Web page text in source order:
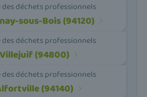
déchets professionnels
sous-Bois (94120)
déchets professionnels
Villejuif (94800)
déchets professionnels
(94140)